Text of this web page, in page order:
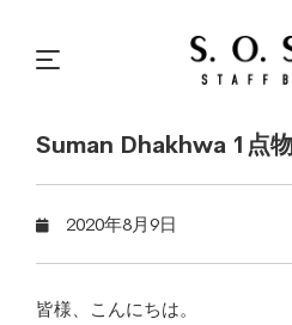
Suman Dhakhwa 1点
2020年8月9日
皆様、こんにちは。